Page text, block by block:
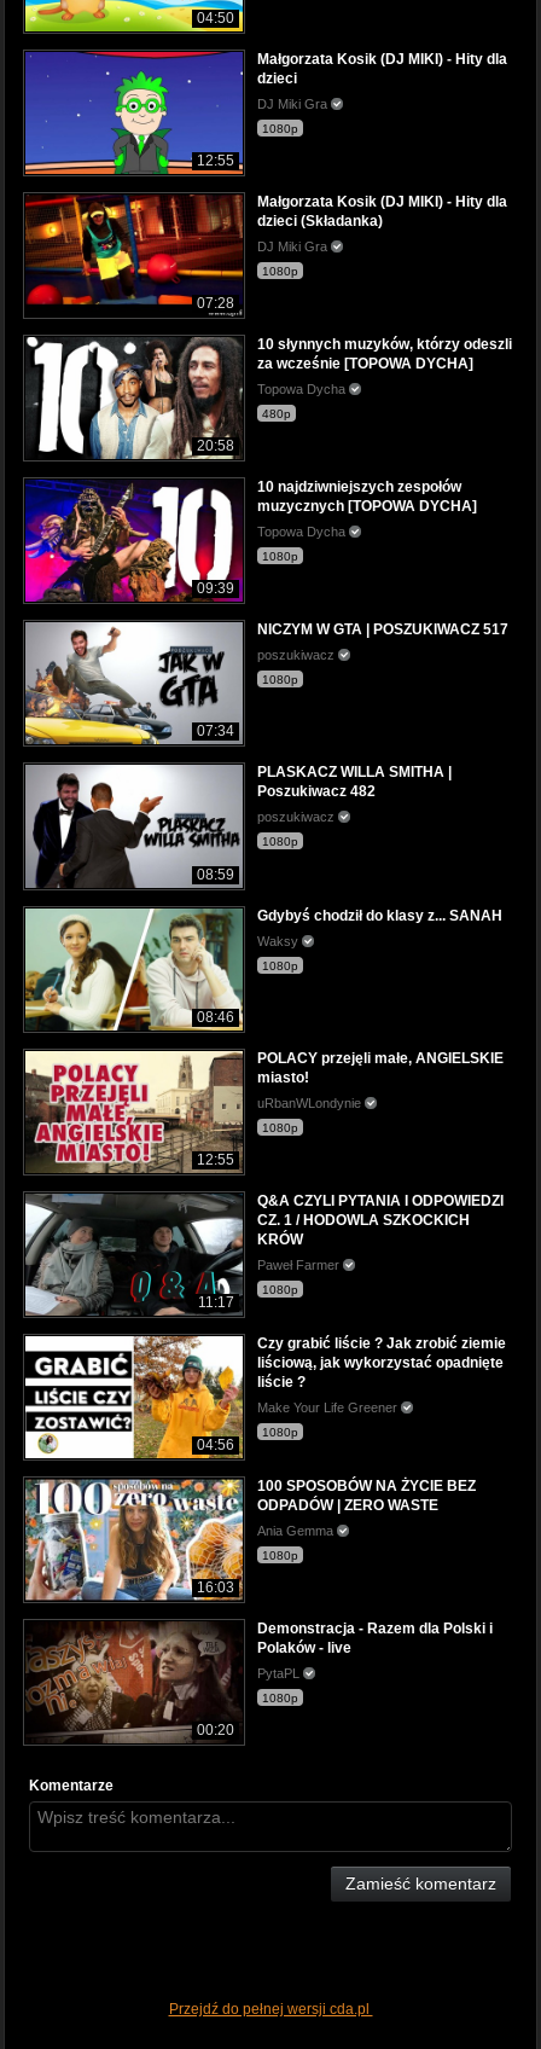
04:50
12:55
Małgorzata Kosik (DJ MIKI) - Hity dla
dzieci
DJ Miki Gra
1080p
07:28
Małgorzata Kosik (DJ MIKI) - Hity dla
dzieci (Składanka)
DJ Miki Gra
1080p
20:58
10 słynnych muzyków, którzy odeszli
za wcześnie [TOPOWA DYCHA]
Topowa Dycha
480p
09:39
10 najdziwniejszych zespołów
muzycznych [TOPOWA DYCHA]
Topowa Dycha
1080p
07:34
NICZYM W GTA | POSZUKIWACZ 517
poszukiwacz
1080p
08:59
PLASKACZ WILLA SMITHA |
Poszukiwacz 482
poszukiwacz
1080p
08:46
Gdybyś chodził do klasy z... SANAH
Waksy
1080p
12:55
POLACY przejęli małe, ANGIELSKIE
miasto!
uRbanWLondynie
1080p
11:17
Q&A CZYLI PYTANIA I ODPOWIEDZI
CZ. 1 / HODOWLA SZKOCKICH
KRÓW
Paweł Farmer
1080p
04:56
Czy grabić liście ? Jak zrobić ziemie
liściową, jak wykorzystać opadnięte
liście ?
Make Your Life Greener
1080p
16:03
100 SPOSOBÓW NA ŻYCIE BEZ
ODPADÓW | ZERO WASTE
Ania Gemma
1080p
00:20
Demonstracja - Razem dla Polski i
Polaków - live
PytaPL
1080p
Komentarze
Zamieść komentarz
Przejdź do pełnej wersji cda.pl